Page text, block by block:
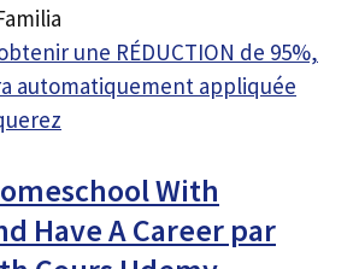
une RÉDUCTION de 95%,
automatiquement appliquée
With
Have A Career par